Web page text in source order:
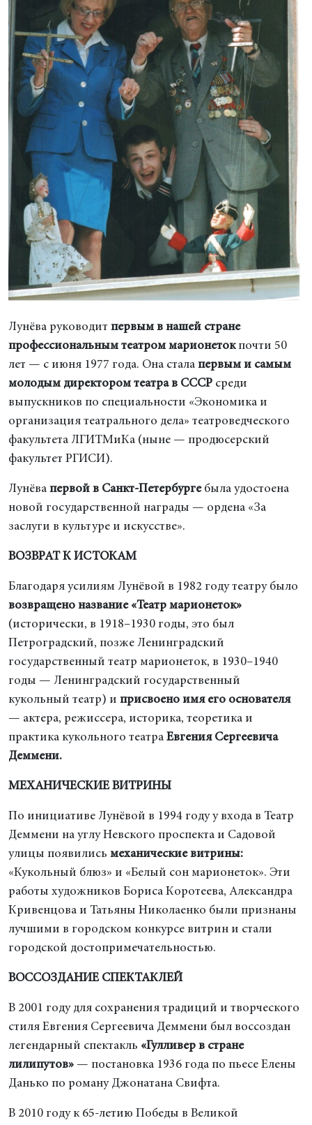
Лунёва руководит первым в нашей стране
профессиональным театром марионетокпочти 50
лет — с июня 1977 года. Она стала первым и самым
молодым директором театра в СССР среди
выпускников по специальности «Экономика и
организация театрального дела» театроведческого
факультета ЛГИТМиКа (ныне — продюсерский
факультет РГИСИ).
Лунёва первой в Санкт-Петербургебыла удостоена
новой государственной награды — ордена «За
заслуги в культуре и искусстве».
ВОЗВРАТ К ИСТОКАМ
Благодаря усилиям Лунёвой в 1982 году театру было
возвращено название «Театр марионеток»
(исторически, в 1918–1930 годы, это был
Петроградский, позже Ленинградский
государственный театр марионеток, в 1930–1940
годы — Ленинградский государственный
кукольный театр) и присвоено имя его основателя
— актера, режиссера, историка, теоретика и
практика кукольного театра Евгения Сергеевича
Деммени.
МЕХАНИЧЕСКИЕ ВИТРИНЫ
По инициативе Лунёвой в 1994 году у входа в Театр
Деммени на углу Невского проспекта и Садовой
улицы появились механические витрины:
«Кукольный блюз» и «Белый сон марионеток». Эти
работы художников Бориса Коротеева, Александра
Кривенцова и Татьяны Николаенко были признаны
лучшими в городском конкурсе витрин и стали
городской достопримечательностью.
ВОССОЗДАНИЕ СПЕКТАКЛЕЙ
В 2001 году для сохранения традиций и творческого
стиля Евгения Сергеевича Деммени был воссоздан
легендарный спектакль «Гулливер в стране
лилипутов» — постановка 1936 года по пьесе Елены
Данько по роману Джонатана Свифта.
В 2010 году к 65-летию Победы в Великой